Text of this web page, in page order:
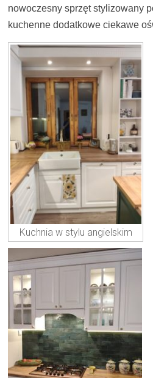
nowoczesny sprzęt stylizowany
kuchenne dodatkowe ciekawe
Kuchnia w stylu angielskim